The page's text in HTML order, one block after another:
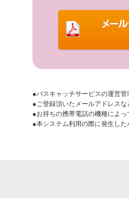
●バスキャッチサービスの運営管
●ご登録頂いたメールアドレス
●お持ちの携帯電話の機種によ
●本システム利用の際に発生し